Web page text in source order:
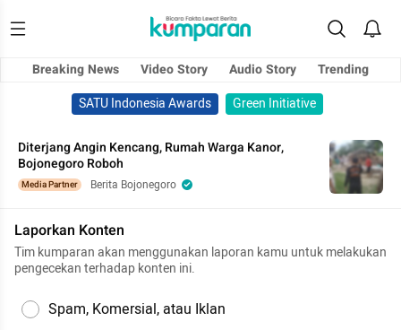
Breaking News Video Story Audio Story
Trending
SATU Indonesia Awards
Green Initiative
Diterjang Angin Kencang, Rumah Warga Kanor,
Bojonegoro Roboh
Media Partner Berita Bojonegoro
Laporkan Konten
Tim kumparan akan menggunakan laporan kamu untuk melakukan
pengecekan terhadap konten ini.
Spam, Komersial, atau Iklan